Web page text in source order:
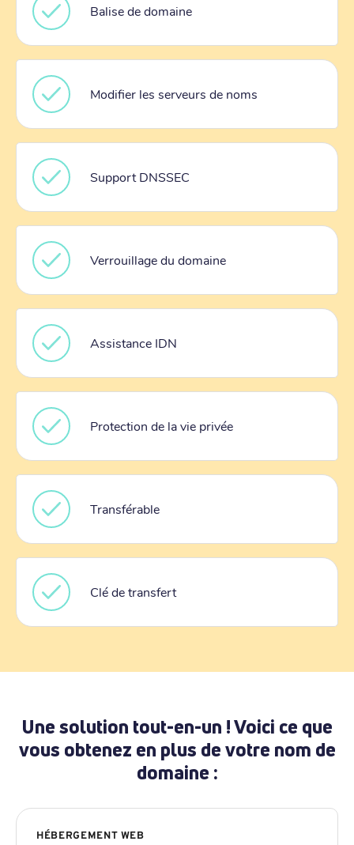
Balise de domaine
Modifier les serveurs de noms
Support DNSSEC
Verrouillage du domaine
Assistance IDN
Protection de la vie privée
Transférable
Clé de transfert
Une solution tout-en-un ! Voici ce que
vous obtenez en plus de votre nom de
domaine :
HÉBERGEMENT WEB